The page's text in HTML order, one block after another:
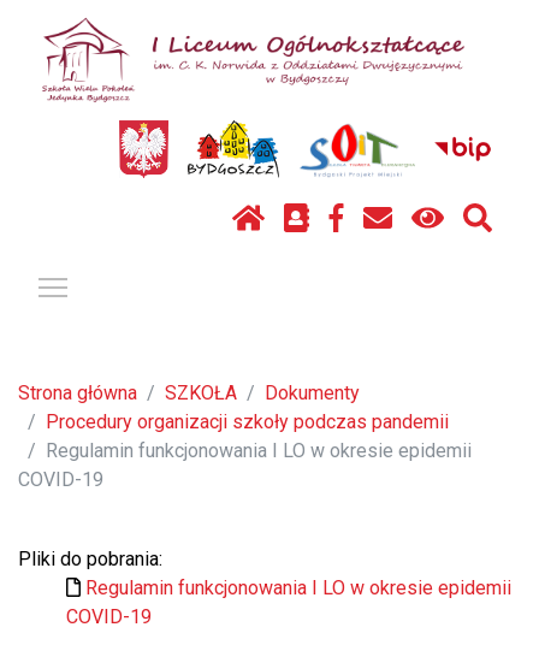
Strona główna SZKOŁA
Dokumenty
Procedury organizacji szkoły podczas pandemii
Regulamin funkcjonowania I LO w okresie epidemii
COVID-19
Pliki do pobrania:
Regulamin funkcjonowania I LO w okresie epidemii
COVID-19